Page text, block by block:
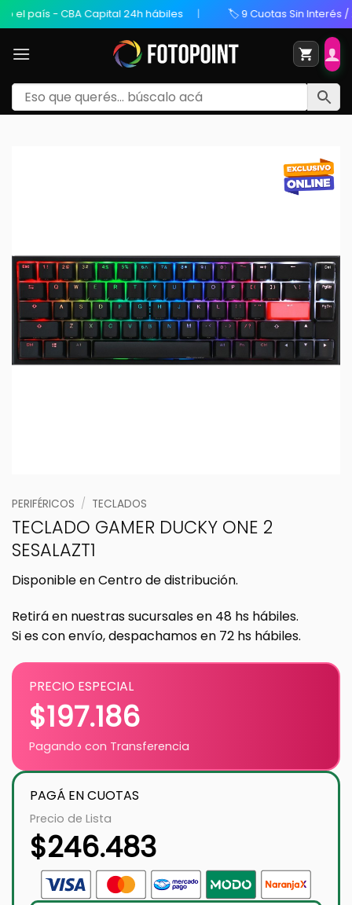
país - CBA Capital 24h hábiles 🏷️ 9 Cuotas Sin Interés /
PERIFÉRICOS / TECLADOS
TECLADO GAMER DUCKY ONE 2
SESALAZT1
Disponible en Centro de distribución.
Retirá en nuestras sucursales en 48 hs hábiles.
Si es con envío, despachamos en 72 hs hábiles.
PRECIO ESPECIAL
$197.186
Pagando con Transferencia
PAGÁ EN CUOTAS
Precio de Lista
$246.483